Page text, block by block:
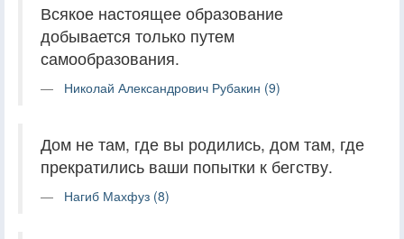
Всякое настоящее образование
добывается только путем
самообразования.
Николай Александрович Рубакин (9)
Дом не там, где вы родились, дом там, где
прекратились ваши попытки к бегству.
Нагиб Махфуз (8)